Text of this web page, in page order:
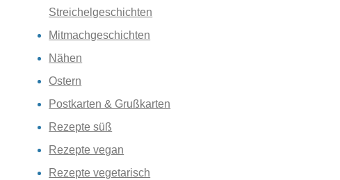
Streichelgeschichten
Mitmachgeschichten
Nähen
Ostern
Postkarten & Grußkarten
Rezepte süß
Rezepte vegan
Rezepte vegetarisch